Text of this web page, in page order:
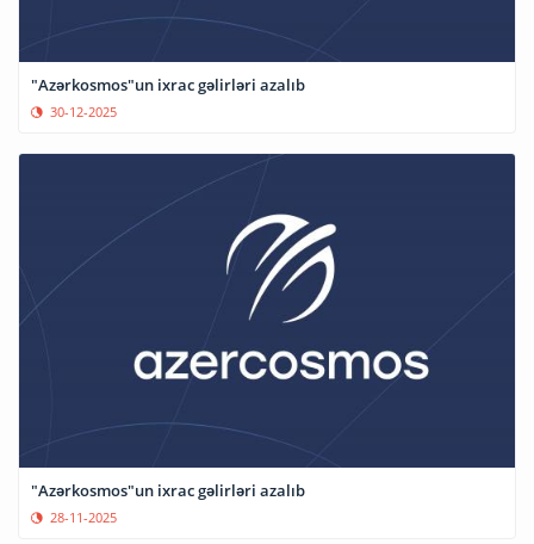
"Azərkosmos"un ixrac gəlirləri azalıb
30-12-2025
"Azərkosmos"un ixrac gəlirləri azalıb
28-11-2025